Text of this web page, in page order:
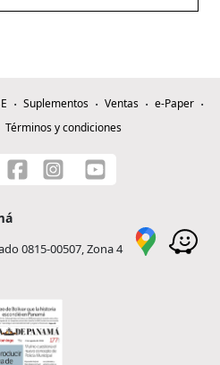
Suplementos Ventas
e-Paper
Términos y condiciones
0815-00507, Zona 4